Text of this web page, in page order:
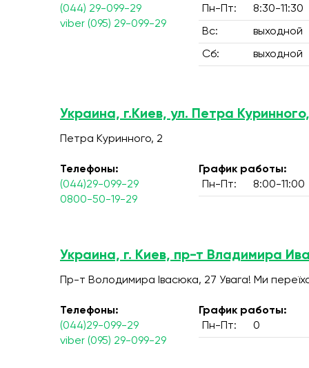
(044) 29-099-29
viber (095) 29-099-29
Пн-Пт:
8:30-11:30
Вс: выходной
Сб: выходной
Украина, г.Киев, ул. Петра
Петра Куринного, 2
Телефоны:
(044)29-099-29
0800-50-19-29
График работы:
Пн-Пт:
8:00-11:00
Украина, г. Киев, пр-т Владимира
Пр-т Володимира Івасюка, 27 Увага! Ми
Телефоны:
(044)29-099-29
viber (095) 29-099-29
График работы:
Пн-Пт:
0